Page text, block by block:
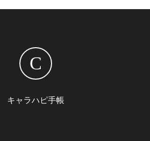
C
キャラハピ手帳